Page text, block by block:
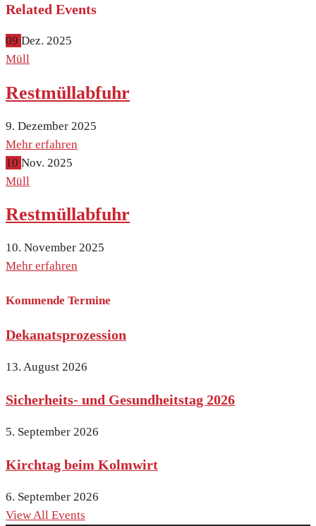
Related Events
09 Dez. 2025
Müll
Restmüllabfuhr
9. Dezember 2025
Mehr erfahren
10 Nov. 2025
Müll
Restmüllabfuhr
10. November 2025
Mehr erfahren
Kommende Termine
Dekanatsprozession
13. August 2026
Sicherheits- und Gesundheitstag 2026
5. September 2026
Kirchtag beim Kolmwirt
6. September 2026
View All Events